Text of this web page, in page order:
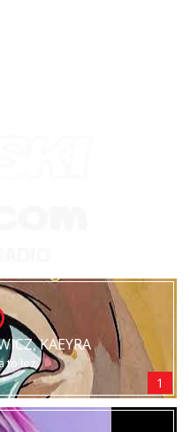
KAEYRA
to łez
1